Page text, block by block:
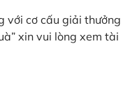
với cơ cấu giải thưởng
xin vui lòng xem tài